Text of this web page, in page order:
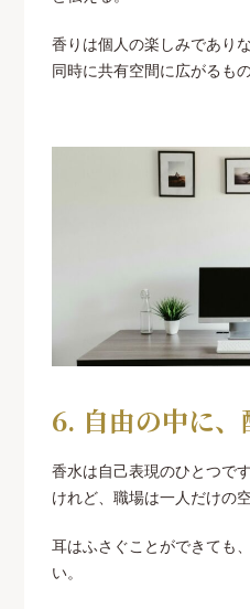
香りは個人の楽しみでありな
同時に共有空間に広がるもの
6. 自由の中に、
香水は自己表現のひとつです
けれど、職場は一人だけの
耳はふさぐことができても
い。